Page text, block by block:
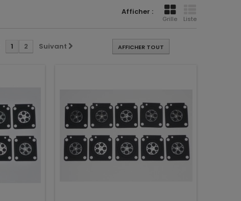
Afficher :
Grille Liste
AFFICHER TOUT
1 2 Suivant